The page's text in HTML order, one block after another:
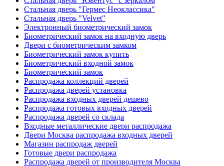
Стальная дверь "Гермес Неоклассика"
Стальная дверь "Velvet"
Электронный биометрический замок
Биометрический замок на входную дверь
Двери с биометрическим замком
Биометрический замок купить
Биометрический входной замок
Биометрический замок
Распродажа коллекций дверей
Распродажа дверей установка
Распродажа входных дверей дешево
Распродажа готовых входных дверей
Распродажа дверей со склада
Входные металлические двери распродажа
Двери Москва распродажа входных дверей
Магазин распродаж дверей
Готовые двери распродажа
Распродажа дверей от производителя Москва